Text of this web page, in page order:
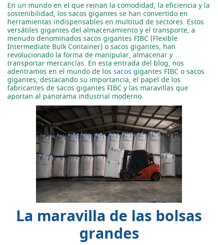
En un mundo en el que reinan la comodidad, la eficiencia y la
sostenibilidad, los sacos gigantes se han convertido en
herramientas indispensables en multitud de sectores. Estos
versátiles gigantes del almacenamiento y el transporte, a
menudo denominados sacos gigantes FIBC (Flexible
Intermediate Bulk Container) o sacos gigantes, han
revolucionado la forma de manipular, almacenar y
transportar mercancías. En esta entrada del blog, nos
adentramos en el mundo de los sacos gigantes FIBC o sacos
gigantes, destacando su importancia, el papel de los
fabricantes de sacos gigantes FIBC y las maravillas que
aportan al panorama industrial moderno.
La maravilla de las bolsas
grandes